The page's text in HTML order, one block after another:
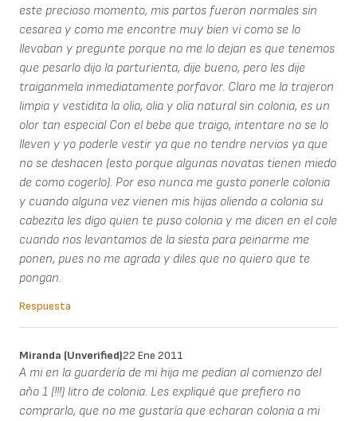
este precioso momento, mis partos fueron normales sin
cesarea y como me encontre muy bien vi como se lo
llevaban y pregunte porque no me lo dejan es que tenemos
que pesarlo dijo la parturienta, dije bueno, pero les dije
traiganmela inmediatamente porfavor. Claro me la trajeron
limpia y vestidita la olia, olia y olia natural sin colonia, es un
olor tan especial Con el bebe que traigo, intentare no se lo
lleven y yo poderle vestir ya que no tendre nervios ya que
no se deshacen (esto porque algunas novatas tienen miedo
de como cogerlo). Por eso nunca me gusto ponerle colonia
y cuando alguna vez vienen mis hijas oliendo a colonia su
cabezita les digo quien te puso colonia y me dicen en el cole
cuando nos levantamos de la siesta para peinarme me
ponen, pues no me agrada y diles que no quiero que te
pongan.
Respuesta
Miranda (unverified)22 Ene 2011
A mi en la guardería de mi hija me pedían al comienzo del
año 1 (!!!) litro de colonia. Les expliqué que prefiero no
comprarlo, que no me gustaría que echaran colonia a mi